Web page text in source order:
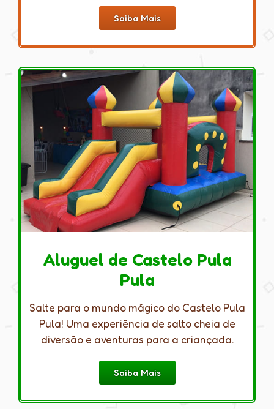
Saiba Mais
Aluguel de Castelo Pula
Pula
Salte para o mundo mágico do Castelo Pula
Pula! Uma experiência de salto cheia de
diversão e aventuras para a criançada.
Saiba Mais